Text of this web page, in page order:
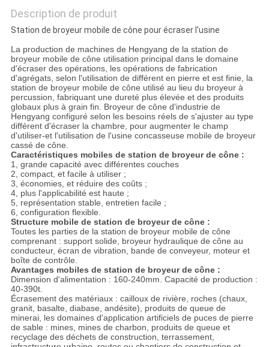
Description de produit
Station de broyeur mobile de cône pour écraser l'usine
La production de machines de Hengyang de la station de
broyeur mobile de cône utilisation principal dans le domaine
d'écraser des opérations, les opérations de fabrication
d'agrégats, selon l'utilisation de différent en pierre et est finie, la
station de broyeur mobile de cône utilisé au lieu du broyeur à
percussion, fabriquant une dureté plus élevée et des produits
globaux plus à grain fin. Broyeur de cône d'industrie de
Hengyang configuré selon les besoins réels de s'ajuster au type
différent d'écraser la chambre, pour augmenter le champ
d'utiliser-et l'utilisation de l'usine concasseuse mobile de broyeur
cassé de cône.
Caractéristiques mobiles de station de broyeur de cône :
1, grande capacité avec différentes couches
2, compact, et facile à utiliser ;
3, économies, et réduire des coûts ;
4, plus l'applicabilité est haute ;
5, représentation stable, entretien facile ;
6, configuration flexible.
Structure mobile de station de broyeur de cône :
Toutes les parties de la station de broyeur mobile de cône
comprenant : support solide, broyeur hydraulique de cône au
conducteur, écran de vibration, bande de conveyeur, moteur et
boîte de contrôle.
Avantages mobiles de station de broyeur de cône :
Dimension d'alimentation : 160-240mm. Capacité de production :
40-390t.
Écrasement des matériaux : cailloux de rivière, roches (chaux,
granit, basalte, diabase, andésite), produits de queue de
minerai, les domaines d'application artificiels de puces de pierre
de sable : mines, mines de charbon, produits de queue et
recyclage des déchets de construction, terrassement,